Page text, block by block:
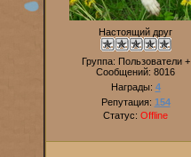
Настоящий друг
Группа: Пользователи +
Сообщений: 8016
Награды: 4
Репутация: 154
Статус: Offline